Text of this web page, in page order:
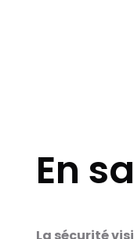
En
La sécurité